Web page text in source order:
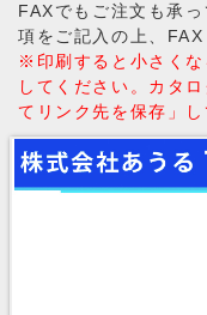
FAXでもご注文も承
項をご記入の上、
※印刷すると小さくな
してください。カタ
てリンク先を保存」し